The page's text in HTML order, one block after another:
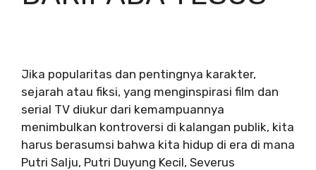
Jika popularitas dan pentingnya karakter,
sejarah atau fiksi, yang menginspirasi film dan
serial TV diukur dari kemampuannya
menimbulkan kontroversi di kalangan publik, kita
harus berasumsi bahwa kita hidup di era di mana
Putri Salju, Putri Duyung Kecil, Severus